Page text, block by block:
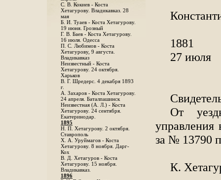
С. В. Кокиев - Коста
Хетагурову. Владикавказ. 28
мая
Б. И. Туаев - Коста Хетагурову.
19 июня. Грозный
Г. В. Баев - Коста Хетагурову.
16 июля. Одесса
П. С. Любимов - Коста
Хетагурову, 9 августа.
Владикавказ
Неизвестный - Коста
Хетагурову. 24 октября.
Харьков
B. Г. Шредерс. 4 декабря 1893
г.
А. Захаров - Коста Хетагурову.
24 апреля. Баталпашинск
Неизвестная (А. Л.) - Коста
Хетагурову. 24 сентября.
Екатеринодар.
1895
Н. П. Хетагурову. 2 октября.
Ставрополь
X. А. Уруймагов - Коста
Хетагурову. 8 ноября. Дарг-
Кох
В. Д. Хетагуров - Коста
Хетагурову. 15 ноября.
Владикавказ.
1896
1881
27 июля
От
управления
за № 13790
К.